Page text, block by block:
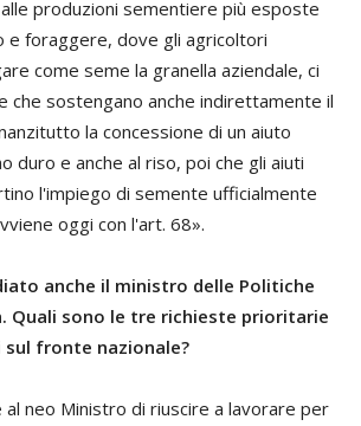
produzioni sementiere più esposte
e foraggere, dove gli agricoltori
come seme la granella aziendale, ci
che sostengano anche indirettamente il
la concessione di un aiuto
duro e anche al riso, poi che gli aiuti
l'impiego di semente ufficialmente
oggi con l'art. 68».
anche il ministro delle Politiche
Quali sono le tre richieste prioritarie
sul fronte nazionale?
al neo Ministro di riuscire a lavorare per